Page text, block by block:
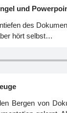
und
des
hört selbst…
Bergen von